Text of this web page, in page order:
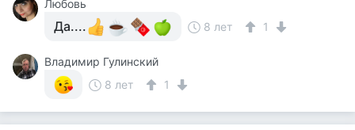
Любовь
Да.... 8 лет 1
Владимир Гулинский
8 лет
1